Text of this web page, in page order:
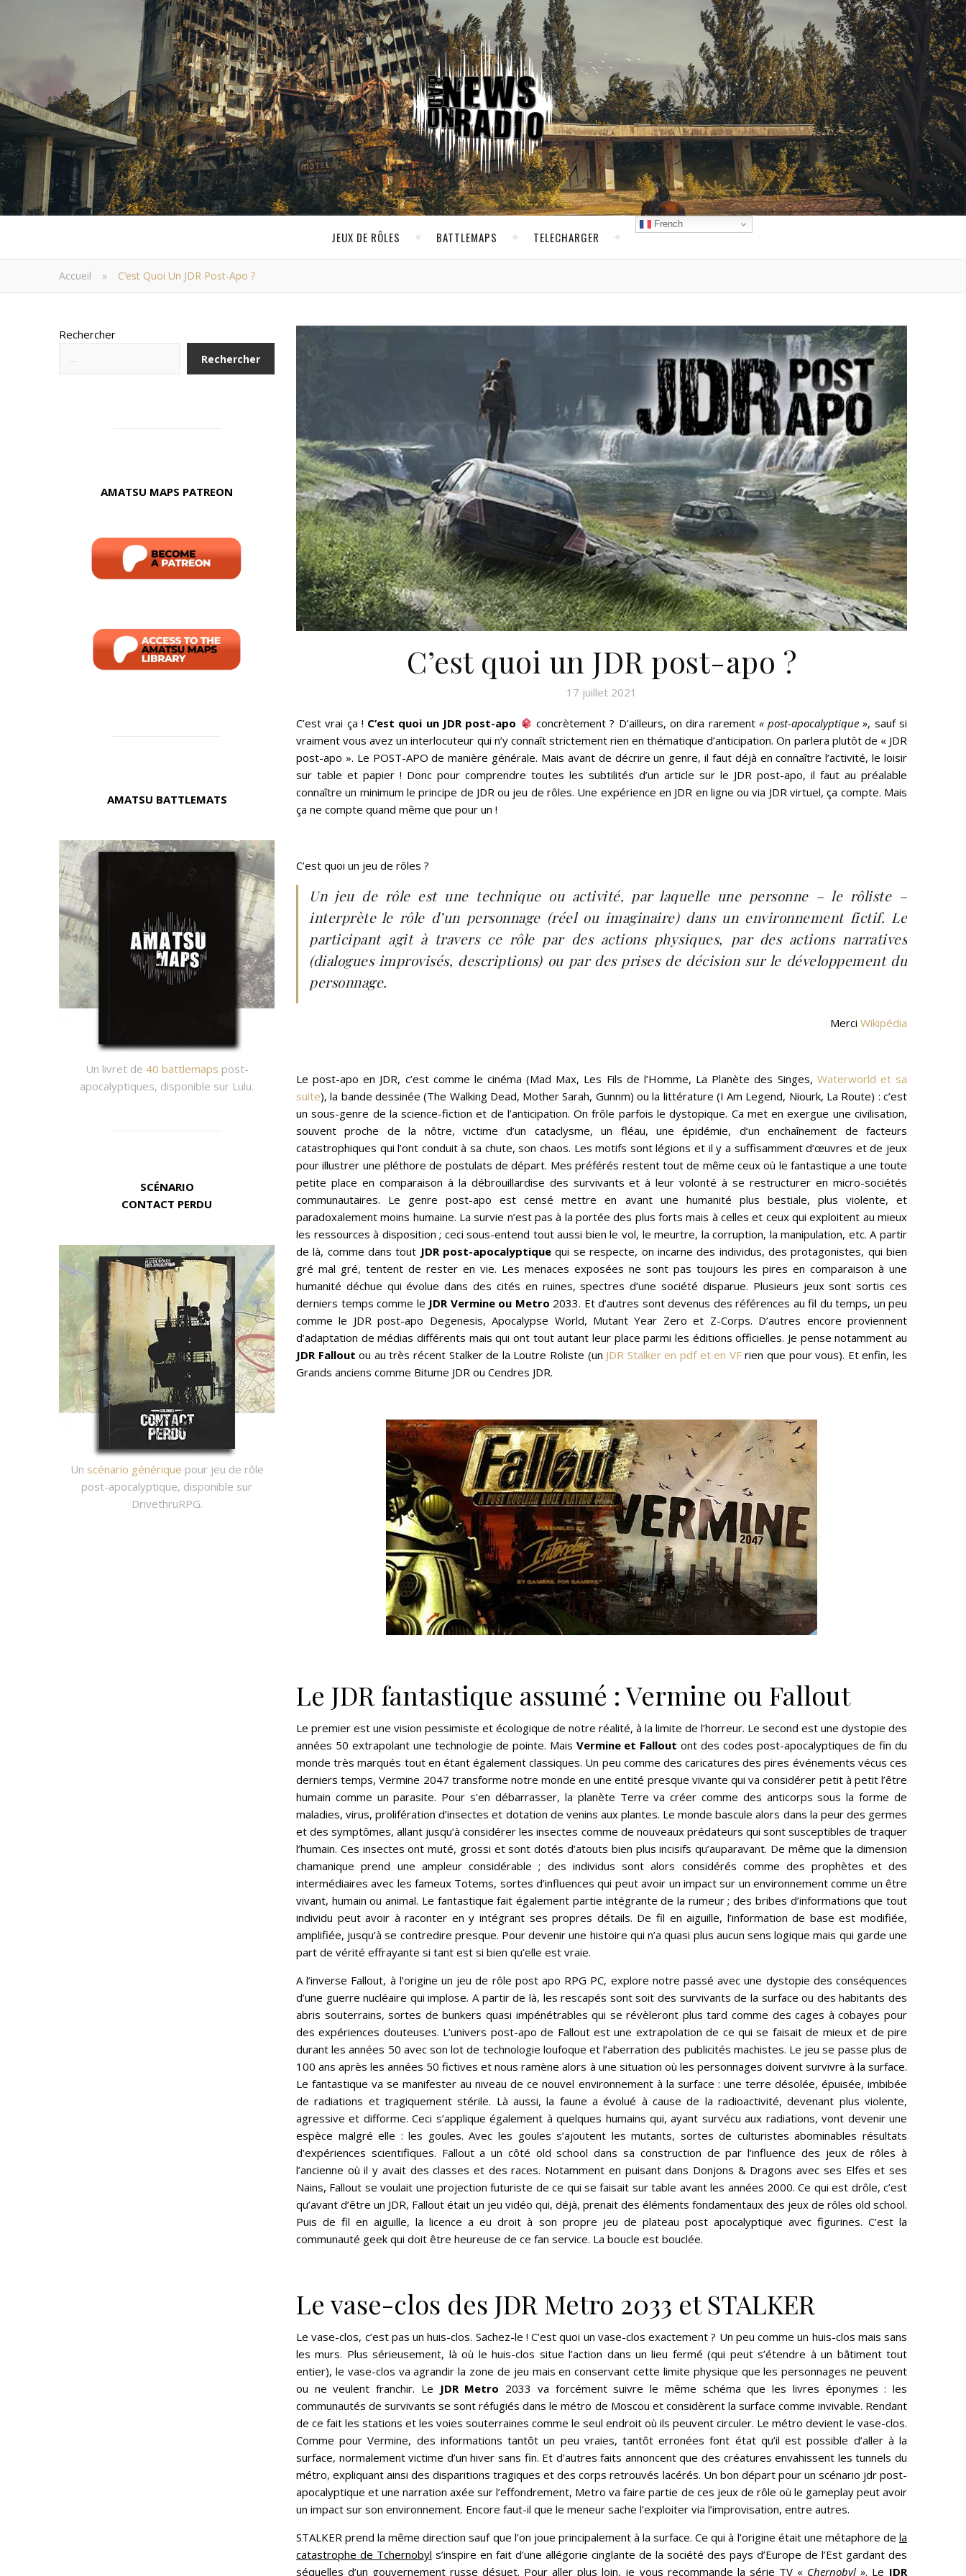
JEUX DE RÔLES BATTLEMAPS TELECHARGER
French
Accueil » C’est Quoi Un JDR Post-Apo ?
Rechercher
Rechercher
AMATSU MAPS PATREON
AMATSU BATTLEMATS
Un livret de 40 battlemaps post-
apocalyptiques, disponible sur Lulu.
SCÉNARIO
CONTACT PERDU
Un scénario générique pour jeu de rôle
post-apocalyptique, disponible sur
DrivethruRPG.
C’est quoi un JDR post-apo ?
17 juillet 2021
C’est vrai ça ! C’est quoi un JDR post-apo concrètement ? D’ailleurs, on dira rarement « post-apocalyptique », sauf si
vraiment vous avez un interlocuteur qui n’y connaît strictement rien en thématique d’anticipation. On parlera plutôt de « JDR
post-apo ». Le POST-APO de manière générale. Mais avant de décrire un genre, il faut déjà en connaître l’activité, le loisir
sur table et papier ! Donc pour comprendre toutes les subtilités d’un article sur le JDR post-apo, il faut au préalable
connaître un minimum le principe de JDR ou jeu de rôles. Une expérience en JDR en ligne ou via JDR virtuel, ça compte. Mais
ça ne compte quand même que pour un !
C’est quoi un jeu de rôles ?
Un jeu de rôle est une technique ou activité, par laquelle une personne – le rôliste –
interprète le rôle d’un personnage (réel ou imaginaire) dans un environnement fictif. Le
participant agit à travers ce rôle par des actions physiques, par des actions narratives
(dialogues improvisés, descriptions) ou par des prises de décision sur le développement du
personnage.
Merci Wikipédia
Le post-apo en JDR, c’est comme le cinéma (Mad Max, Les Fils de l’Homme, La Planète des Singes, Waterworld et sa
suite), la bande dessinée (The Walking Dead, Mother Sarah, Gunnm) ou la littérature (I Am Legend, Niourk, La Route) : c’est
un sous-genre de la science-fiction et de l’anticipation. On frôle parfois le dystopique. Ca met en exergue une civilisation,
souvent proche de la nôtre, victime d’un cataclysme, un fléau, une épidémie, d’un enchaînement de facteurs
catastrophiques qui l’ont conduit à sa chute, son chaos. Les motifs sont légions et il y a suffisamment d’œuvres et de jeux
pour illustrer une pléthore de postulats de départ. Mes préférés restent tout de même ceux où le fantastique a une toute
petite place en comparaison à la débrouillardise des survivants et à leur volonté à se restructurer en micro-sociétés
communautaires. Le genre post-apo est censé mettre en avant une humanité plus bestiale, plus violente, et
paradoxalement moins humaine. La survie n’est pas à la portée des plus forts mais à celles et ceux qui exploitent au mieux
les ressources à disposition ; ceci sous-entend tout aussi bien le vol, le meurtre, la corruption, la manipulation, etc. A partir
de là, comme dans tout JDR post-apocalyptique qui se respecte, on incarne des individus, des protagonistes, qui bien
gré mal gré, tentent de rester en vie. Les menaces exposées ne sont pas toujours les pires en comparaison à une
humanité déchue qui évolue dans des cités en ruines, spectres d’une société disparue. Plusieurs jeux sont sortis ces
derniers temps comme le JDR Vermine ou Metro 2033. Et d’autres sont devenus des références au fil du temps, un peu
comme le JDR post-apo Degenesis, Apocalypse World, Mutant Year Zero et Z-Corps. D’autres encore proviennent
d’adaptation de médias différents mais qui ont tout autant leur place parmi les éditions officielles. Je pense notamment au
JDR Fallout ou au très récent Stalker de la Loutre Roliste (un JDR Stalker en pdf et en VFrien que pour vous). Et enfin, les
Grands anciens comme Bitume JDR ou Cendres JDR.
Le JDR fantastique assumé : Vermine ou Fallout
Le premier est une vision pessimiste et écologique de notre réalité, à la limite de l’horreur. Le second est une dystopie des
années 50 extrapolant une technologie de pointe. Mais Vermine et Fallout ont des codes post-apocalyptiques de fin du
monde très marqués tout en étant également classiques. Un peu comme des caricatures des pires événements vécus ces
derniers temps, Vermine 2047 transforme notre monde en une entité presque vivante qui va considérer petit à petit l’être
humain comme un parasite. Pour s’en débarrasser, la planète Terre va créer comme des anticorps sous la forme de
maladies, virus, prolifération d’insectes et dotation de venins aux plantes. Le monde bascule alors dans la peur des germes
et des symptômes, allant jusqu’à considérer les insectes comme de nouveaux prédateurs qui sont susceptibles de traquer
l’humain. Ces insectes ont muté, grossi et sont dotés d’atouts bien plus incisifs qu’auparavant. De même que la dimension
chamanique prend une ampleur considérable ; des individus sont alors considérés comme des prophètes et des
intermédiaires avec les fameux Totems, sortes d’influences qui peut avoir un impact sur un environnement comme un être
vivant, humain ou animal. Le fantastique fait également partie intégrante de la rumeur ; des bribes d’informations que tout
individu peut avoir à raconter en y intégrant ses propres détails. De fil en aiguille, l’information de base est modifiée,
amplifiée, jusqu’à se contredire presque. Pour devenir une histoire qui n’a quasi plus aucun sens logique mais qui garde une
part de vérité effrayante si tant est si bien qu’elle est vraie.
A l’inverse Fallout, à l’origine un jeu de rôle post apo RPG PC, explore notre passé avec une dystopie des conséquences
d’une guerre nucléaire qui implose. A partir de là, les rescapés sont soit des survivants de la surface ou des habitants des
abris souterrains, sortes de bunkers quasi impénétrables qui se révèleront plus tard comme des cages à cobayes pour
des expériences douteuses. L’univers post-apo de Fallout est une extrapolation de ce qui se faisait de mieux et de pire
durant les années 50 avec son lot de technologie loufoque et l’aberration des publicités machistes. Le jeu se passe plus de
100 ans après les années 50 fictives et nous ramène alors à une situation où les personnages doivent survivre à la surface.
Le fantastique va se manifester au niveau de ce nouvel environnement à la surface : une terre désolée, épuisée, imbibée
de radiations et tragiquement stérile. Là aussi, la faune a évolué à cause de la radioactivité, devenant plus violente,
agressive et difforme. Ceci s’applique également à quelques humains qui, ayant survécu aux radiations, vont devenir une
espèce malgré elle : les goules. Avec les goules s’ajoutent les mutants, sortes de culturistes abominables résultats
d’expériences scientifiques. Fallout a un côté old school dans sa construction de par l’influence des jeux de rôles à
l’ancienne où il y avait des classes et des races. Notamment en puisant dans Donjons & Dragons avec ses Elfes et ses
Nains, Fallout se voulait une projection futuriste de ce qui se faisait sur table avant les années 2000. Ce qui est drôle, c’est
qu’avant d’être un JDR, Fallout était un jeu vidéo qui, déjà, prenait des éléments fondamentaux des jeux de rôles old school.
Puis de fil en aiguille, la licence a eu droit à son propre jeu de plateau post apocalyptique avec figurines. C’est la
communauté geek qui doit être heureuse de ce fan service. La boucle est bouclée.
Le vase-clos des JDR Metro 2033 et STALKER
Le vase-clos, c’est pas un huis-clos. Sachez-le ! C’est quoi un vase-clos exactement ? Un peu comme un huis-clos mais sans
les murs. Plus sérieusement, là où le huis-clos situe l’action dans un lieu fermé (qui peut s’étendre à un bâtiment tout
entier), le vase-clos va agrandir la zone de jeu mais en conservant cette limite physique que les personnages ne peuvent
ou ne veulent franchir. Le JDR Metro 2033 va forcément suivre le même schéma que les livres éponymes : les
communautés de survivants se sont réfugiés dans le métro de Moscou et considèrent la surface comme invivable. Rendant
de ce fait les stations et les voies souterraines comme le seul endroit où ils peuvent circuler. Le métro devient le vase-clos.
Comme pour Vermine, des informations tantôt un peu vraies, tantôt erronées font état qu’il est possible d’aller à la
surface, normalement victime d’un hiver sans fin. Et d’autres faits annoncent que des créatures envahissent les tunnels du
métro, expliquant ainsi des disparitions tragiques et des corps retrouvés lacérés. Un bon départ pour un scénario jdr post-
apocalyptique et une narration axée sur l’effondrement, Metro va faire partie de ces jeux de rôle où le gameplay peut avoir
un impact sur son environnement. Encore faut-il que le meneur sache l’exploiter via l’improvisation, entre autres.
STALKER prend la même direction sauf que l’on joue principalement à la surface. Ce qui à l’origine était une métaphore de la
catastrophe de Tchernobyl s’inspire en fait d’une allégorie cinglante de la société des pays d’Europe de l’Est gardant des
séquelles d’un gouvernement russe désuet. Pour aller plus loin, je vous recommande la série TV « Chernobyl ». Le JDR